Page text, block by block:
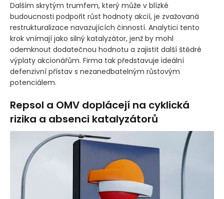
Dalším skrytým trumfem, který může v blízké
budoucnosti podpořit růst hodnoty akcií, je zvažovaná
restrukturalizace navazujících činností. Analytici tento
krok vnímají jako silný katalyzátor, jenž by mohl
odemknout dodatečnou hodnotu a zajistit další štědré
výplaty akcionářům. Firma tak představuje ideální
defenzivní přístav s nezanedbatelným růstovým
potenciálem.
Repsol a OMV doplácejí na cyklická
rizika a absenci katalyzátorů